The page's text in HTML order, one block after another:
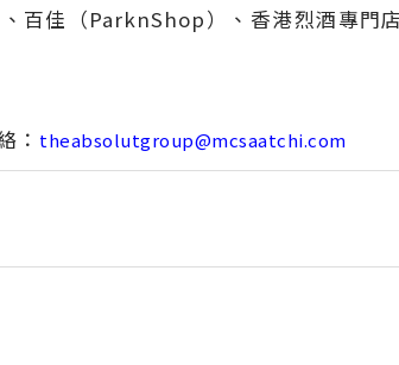
百佳（ParknShop）、香港烈酒專
： theabsolutgroup@mcsaatchi.com